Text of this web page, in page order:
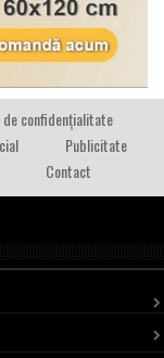
confidențialitate
Publicitate
Contact